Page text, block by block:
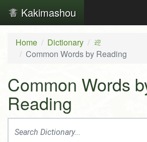
Kakimashou
Home Dictionary 迎
Common Words by Reading
Common Words
Reading